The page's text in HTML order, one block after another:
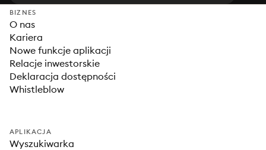
BIZNES
O nas
Kariera
Nowe funkcje aplikacji
Relacje inwestorskie
Deklaracja dostępności
Whistleblow
APLIKACJA
Wyszukiwarka